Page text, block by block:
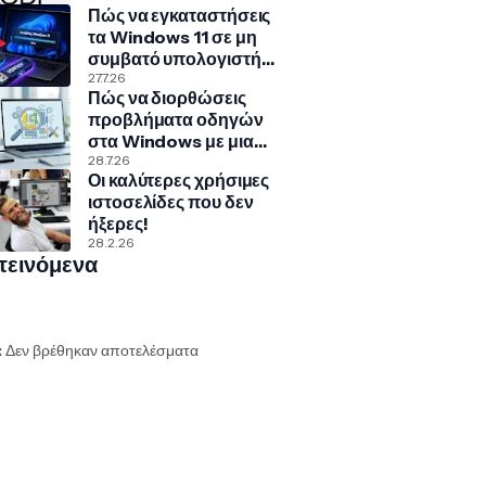
Πώς να εγκαταστήσεις
τα Windows 11 σε μη
συμβατό υπολογιστή
με Rufus και Ventoy
27.7.26
Πώς να διορθώσεις
προβλήματα οδηγών
στα Windows με μια
κρυφή εντολή
28.7.26
Οι καλύτερες χρήσιμες
ιστοσελίδες που δεν
ήξερες!
28.2.26
Δεν βρέθηκαν αποτελέσματα